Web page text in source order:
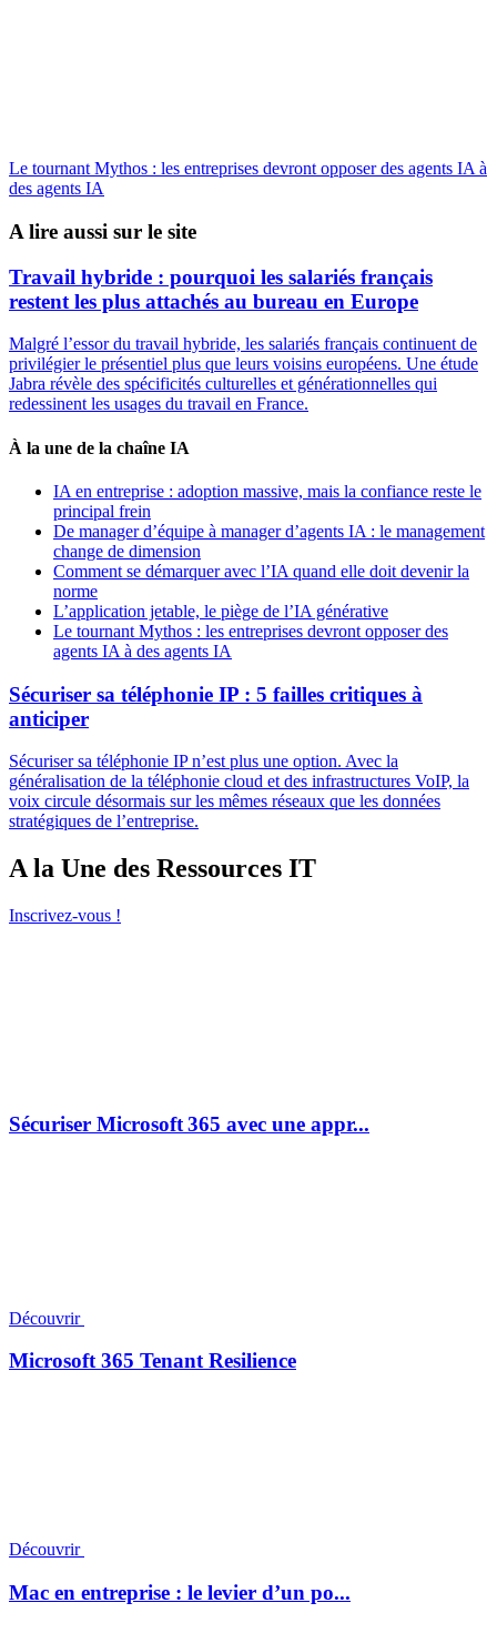
Le tournant Mythos : les entreprises devront opposer des agents IA à
des agents IA
A lire aussi sur le site
Travail hybride : pourquoi les salariés français
restent les plus attachés au bureau en Europe
Malgré l’essor du travail hybride, les salariés français continuent de
privilégier le présentiel plus que leurs voisins européens. Une étude
Jabra révèle des spécificités culturelles et générationnelles qui
redessinent les usages du travail en France.
À la une de la chaîne IA
IA en entreprise : adoption massive, mais la confiance reste le
principal frein
De manager d’équipe à manager d’agents IA : le management
change de dimension
Comment se démarquer avec l’IA quand elle doit devenir la
norme
L’application jetable, le piège de l’IA générative
Le tournant Mythos : les entreprises devront opposer des
agents IA à des agents IA
Sécuriser sa téléphonie IP : 5 failles critiques à
anticiper
Sécuriser sa téléphonie IP n’est plus une option. Avec la
généralisation de la téléphonie cloud et des infrastructures VoIP, la
voix circule désormais sur les mêmes réseaux que les données
stratégiques de l’entreprise.
A la Une des Ressources IT
Inscrivez-vous !
Sécuriser Microsoft 365 avec une appr...
Découvrir
Microsoft 365 Tenant Resilience
Découvrir
Mac en entreprise : le levier d’un po...